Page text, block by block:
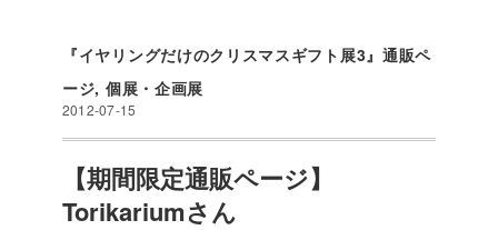
『イヤリングだけのクリスマスギフト展3』通販ペ
ージ, 個展・企画展
2012-07-15
【期間限定通販ページ】
Torikariumさん